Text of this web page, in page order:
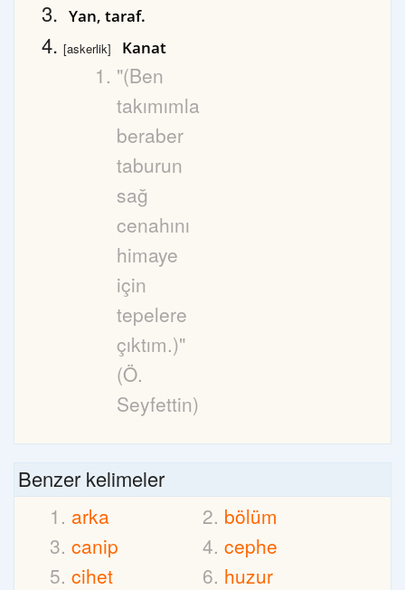
Yan, taraf.
[askerlik] Kanat
"(Ben
takımımla
beraber
taburun
sağ
cenahını
himaye
için
tepelere
çıktım.)"
(Ö.
Seyfettin)
Benzer kelimeler
arka
bölüm
canip
cephe
cihet
huzur